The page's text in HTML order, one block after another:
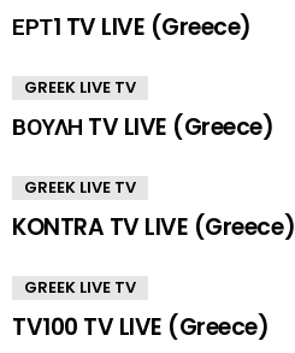
ΕΡΤ1 TV LIVE (Greece)
GREEK LIVE TV
ΒΟΥΛΗ TV LIVE (Greece)
GREEK LIVE TV
KONTRA TV LIVE (Greece)
GREEK LIVE TV
TV100 TV LIVE (Greece)